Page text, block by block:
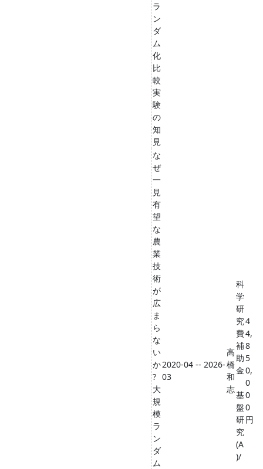
ラ
ン
ダ
ム
化
比
較
実
験
の
知
見
な
ぜ
一
見
有
望
な
農
業
技
術
が
広
ま
ら
な
い
か
?
大
規
模
ラ
ン
ダ
ム
2020-04 -- 2026-
03
高
橋
和
志
科
学
研
究
費
補
助
金
基
盤
研
究
(A
)/
4
4,
8
5
0,
0
0
0
円